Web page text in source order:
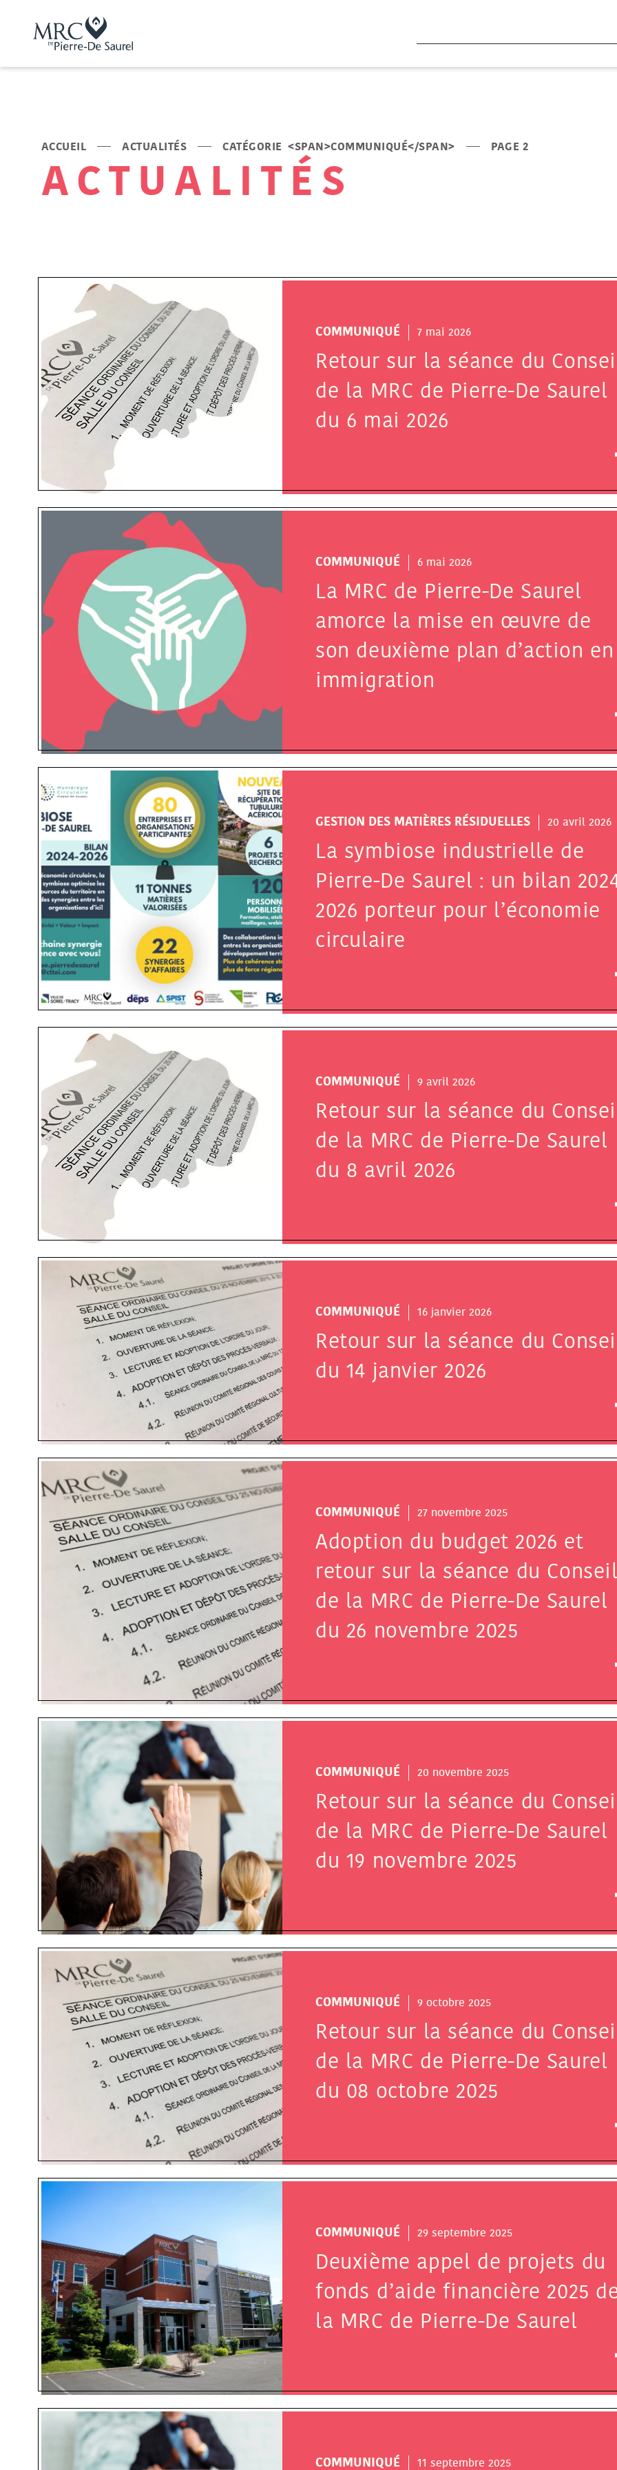
ACCUEIL ACTUALITÉS CATÉGORIE <SPAN>COMMUNIQUÉ</SPAN> PAGE 2
ACTUALITÉS
COMMUNIQUÉ 7 mai 2026
Retour sur la séance du
de la MRC de Pierre-De Saurel
du 6 mai 2026
COMMUNIQUÉ 6 mai 2026
La MRC de Pierre-De Saurel
amorce la mise en œuvre de
son deuxième plan d’action en
immigration
GESTION DES MATIÈRES RÉSIDUELLES 20 avril 2026
La symbiose industrielle de
Pierre-De Saurel : un bilan
2026 porteur pour l’économie
circulaire
COMMUNIQUÉ 9 avril 2026
Retour sur la séance du
de la MRC de Pierre-De Saurel
du 8 avril 2026
COMMUNIQUÉ 16 janvier 2026
Retour sur la séance du
du 14 janvier 2026
COMMUNIQUÉ 27 novembre 2025
Adoption du budget 2026 et
retour sur la séance du
de la MRC de Pierre-De Saurel
du 26 novembre 2025
COMMUNIQUÉ 20 novembre 2025
Retour sur la séance du
de la MRC de Pierre-De Saurel
du 19 novembre 2025
COMMUNIQUÉ 9 octobre 2025
Retour sur la séance du
de la MRC de Pierre-De Saurel
du 08 octobre 2025
COMMUNIQUÉ 29 septembre 2025
Deuxième appel de projets du
fonds d’aide financière 2025
la MRC de Pierre-De Saurel
COMMUNIQUÉ 11 septembre 2025